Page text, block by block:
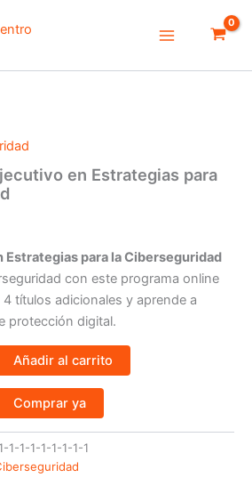
Menu
en Estrategias para
Estrategias para la Ciberseguridad
con este programa online
4 títulos adicionales y aprende a
protección digital.
Añadir al carrito
Comprar ya
1-1-1-1-1-1-1-1